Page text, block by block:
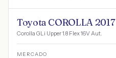
Toyota COROLLA 2017
Corolla GLi Upper 1.8 Flex 16V Aut.
MERCADO